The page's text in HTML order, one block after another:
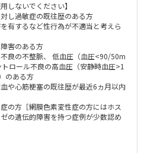
しないでください】
し過敏症の既往歴のある方
有するなど性行為が不適当と考えら
害のある方
不良の不整脈、 低⾎圧（⾎圧<90/50m
ロール不良の⾼⾎圧（安静時⾎圧>1
のある方
や心筋梗塞の既往歴が最近6ヵ月以内
の方［網膜色素変性症の方にはホス
の遺伝的障害を持つ症例が少数認め